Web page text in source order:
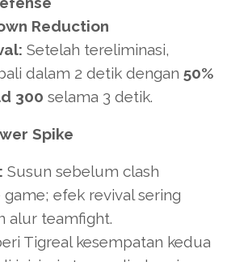
Reduction
Setelah tereliminasi,
dalam 2 detik dengan 50%
300 selama 3 detik.
Spike
Susun sebelum clash
efek revival sering
alur teamfight.
Tigreal kesempatan kedua